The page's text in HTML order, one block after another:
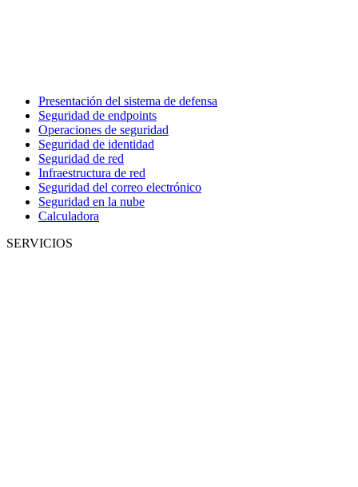
Presentación del sistema de defensa
Seguridad de endpoints
Operaciones de seguridad
Seguridad de identidad
Seguridad de red
Infraestructura de red
Seguridad del correo electrónico
Seguridad en la nube
Calculadora
SERVICIOS